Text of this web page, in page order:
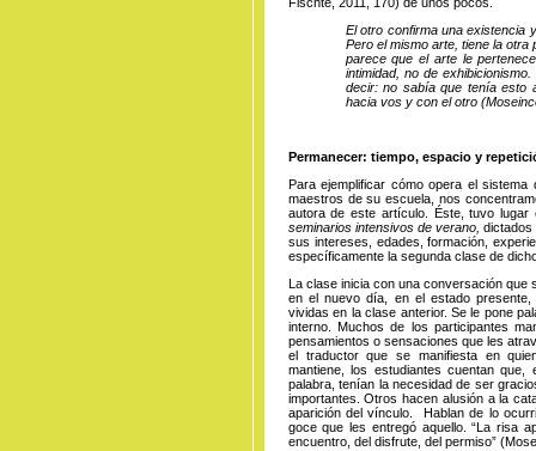
El otro confirma una existencia
Pero el mismo arte, tiene la
parece que el arte le
intimidad, no de
decir: no sabía que tenía esto
hacia vos y con el otro
Permanecer: tiempo, espacio y
Para ejemplificar cómo opera el
maestros de su escuela, nos
autora de este artículo. Éste, tuvo
seminarios intensivos de verano, dictados
sus intereses, edades, formación,
específicamente la segunda clase de
La clase inicia con una conversación
en el nuevo día, en el estado
vividas en la clase anterior. Se le pone
interno. Muchos de los participantes
pensamientos o sensaciones que les
el traductor que se manifiesta en
mantiene, los estudiantes cuentan
palabra, tenían la necesidad de ser
importantes. Otros hacen alusión a la
aparición del vínculo. Hablan de lo
goce que les entregó aquello. “La risa
encuentro, del disfrute, del permiso”